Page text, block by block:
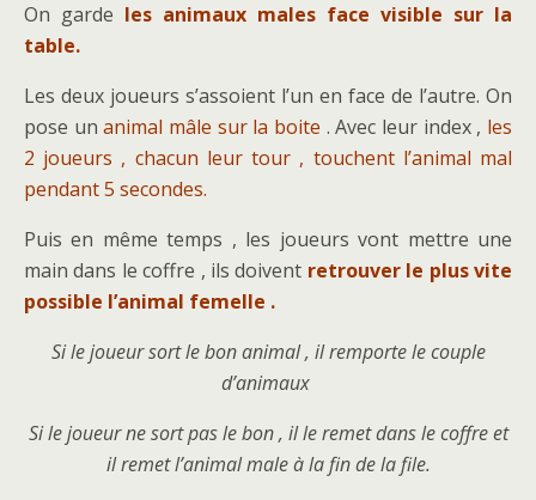
On garde les animaux males face visible sur la
table.
Les deux joueurs s’assoient l’un en face de l’autre. On
pose un animal mâle sur la boite . Avec leur index , les
2 joueurs , chacun leur tour , touchent l’animal mal
pendant 5 secondes.
Puis en même temps , les joueurs vont mettre une
main dans le coffre , ils doivent retrouver le plus vite
possible l’animal femelle .
Si le joueur sort le bon animal , il remporte le couple
d’animaux
Si le joueur ne sort pas le bon , il le remet dans le coffre et
il remet l’animal male à la fin de la file.